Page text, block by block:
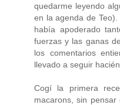
quedarme leyendo
en la agenda de
había apoderado
fuerzas y las ganas
los comentarios
llevado a seguir
Cogí la primera
macarons, sin